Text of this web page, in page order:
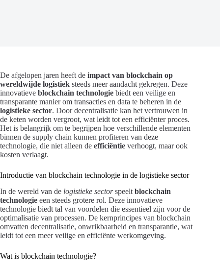
De afgelopen jaren heeft de impact van blockchain op
wereldwijde logistiek steeds meer aandacht gekregen. Deze
innovatieve blockchain technologie biedt een veilige en
transparante manier om transacties en data te beheren in de
logistieke sector. Door decentralisatie kan het vertrouwen in
de keten worden vergroot, wat leidt tot een efficiënter proces.
Het is belangrijk om te begrijpen hoe verschillende elementen
binnen de supply chain kunnen profiteren van deze
technologie, die niet alleen de efficiëntie verhoogt, maar ook
kosten verlaagt.
Introductie van blockchain technologie in de logistieke sector
In de wereld van de logistieke sectorspeelt blockchain
technologie een steeds grotere rol. Deze innovatieve
technologie biedt tal van voordelen die essentieel zijn voor de
optimalisatie van processen. De kernprincipes van blockchain
omvatten decentralisatie, onwrikbaarheid en transparantie, wat
leidt tot een meer veilige en efficiënte werkomgeving.
Wat is blockchain technologie?